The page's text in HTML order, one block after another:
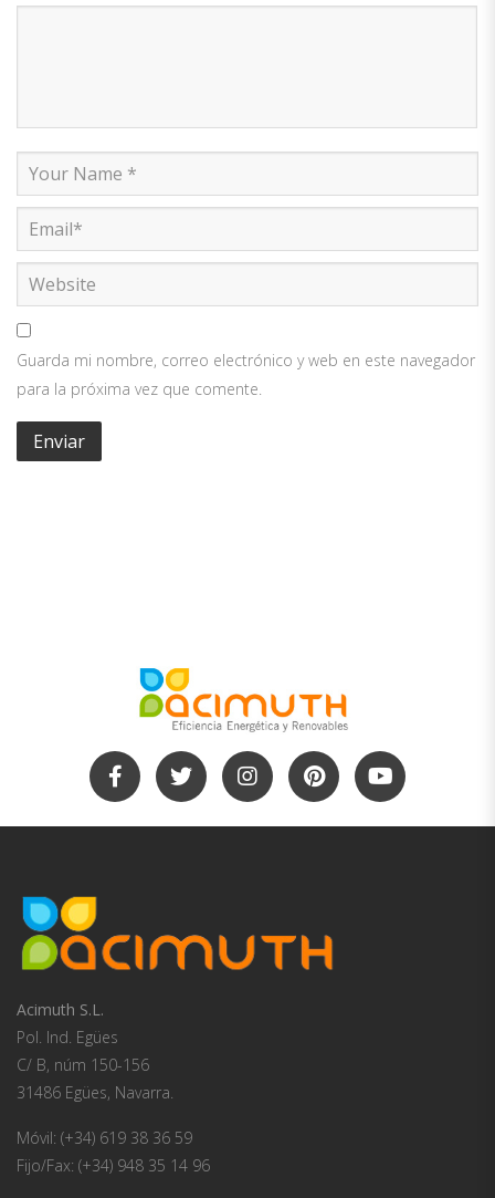
Guarda mi nombre, correo electrónico y web en este navegador
para la próxima vez que comente.
Acimuth S.L.
Pol. Ind. Egües
C/ B, núm 150-156
31486 Egües, Navarra.
Móvil: (+34) 619 38 36 59
Fijo/Fax: (+34) 948 35 14 96